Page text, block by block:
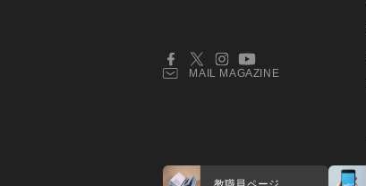
MAIL MAGAZINE